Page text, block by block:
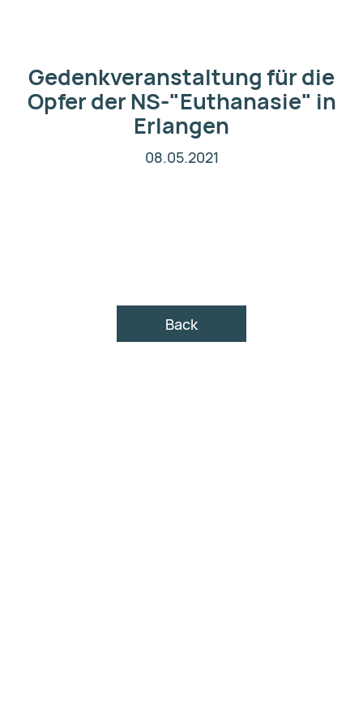
Gedenkveranstaltung für die
Opfer der NS-"Euthanasie" in
Erlangen
08.05.2021
Back